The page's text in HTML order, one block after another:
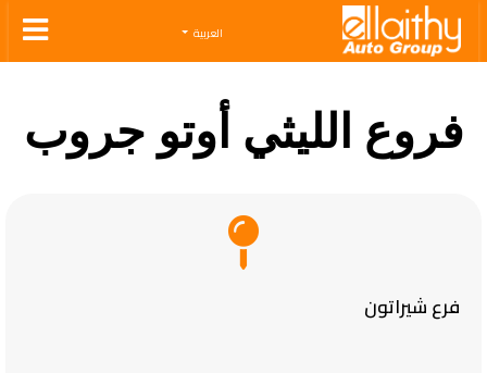
Ellaithy Auto Group
العربية
فروع الليثي أوتو جروب
فرع شيراتون